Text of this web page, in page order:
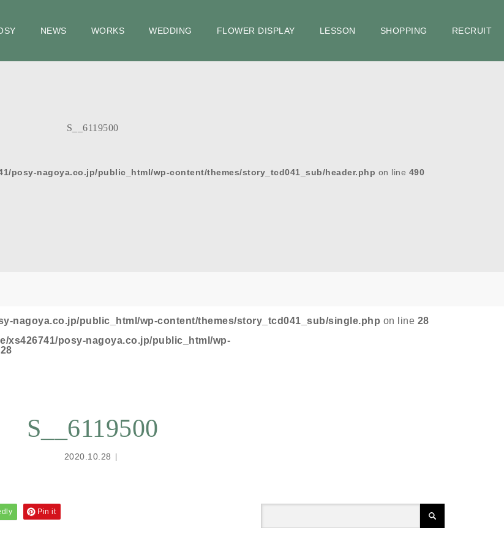
NEWS WORKS WEDDING FLOWER DISPLAY LESSON SHOPPING RECRUIT
S__6119500
posy-nagoya.co.jp/public_html/wp-content/themes/story_tcd041_sub/header.php on line 490
nagoya.co.jp/public_html/wp-content/themes/story_tcd041_sub/single.php on line 28
xs426741/posy-nagoya.co.jp/public_html/wp-
28
S__6119500
2020.10.28
Pin it